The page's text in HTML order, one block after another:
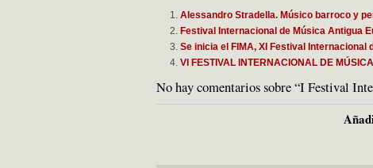
Alessandro Stradella. Músico barroco y
Festival Internacional de Música Antigua
Se inicia el FIMA, XI Festival Internacional
VI FESTIVAL INTERNACIONAL DE
No hay comentarios sobre “I Festival